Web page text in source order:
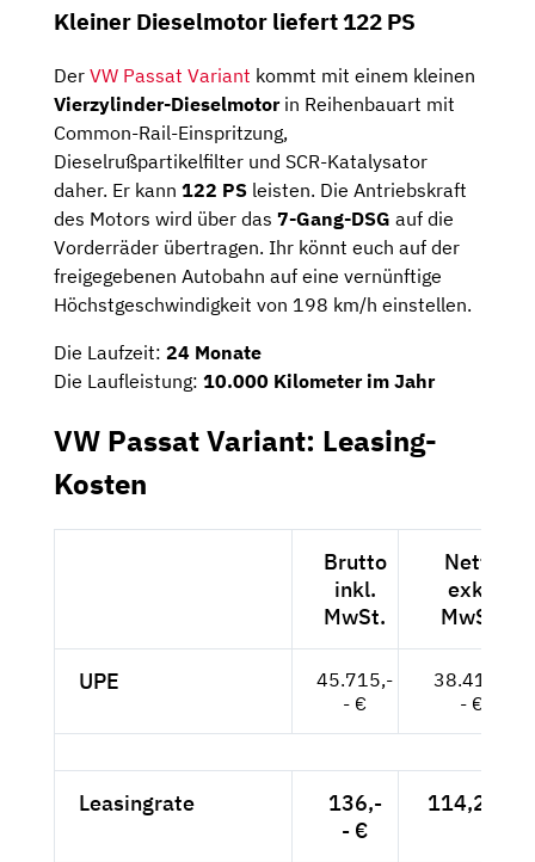
Kleiner Dieselmotor liefert 122 PS
Der VW Passat Variant kommt mit einem kleinen
Vierzylinder-Dieselmotorin Reihenbauart mit
Common-Rail-Einspritzung,
Dieselrußpartikelfilter und SCR-Katalysator⁠
daher. Er kann 122 PS leisten. Die Antriebskraft
des Motors wird über das 7-Gang-DSG auf die
Vorderräder übertragen. Ihr könnt euch auf der
freigegebenen Autobahn auf eine vernünftige
Höchstgeschwindigkeit von 198 km/h einstellen.
Die Laufzeit: 24 Monate
Die Laufleistung: 10.000 Kilometer im Jahr
VW Passat Variant: Leasing-
Kosten
Brutto
inkl.
MwSt.
Netto
exkl.
MwSt.
UPE
45.715,-
- €
38.416,-
- €
Leasingrate
136,-
- €
114,29 €